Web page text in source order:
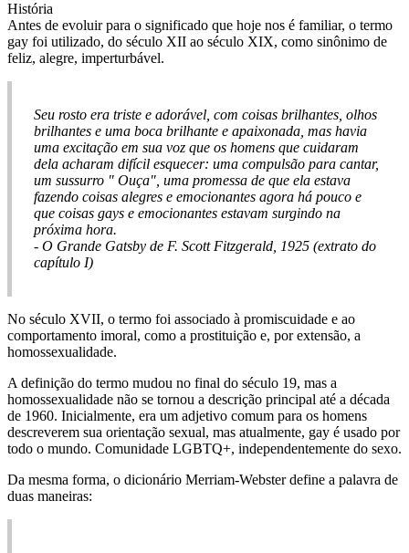
História
Antes de evoluir para o significado que hoje nos é familiar, o termo
gay foi utilizado, do século XII ao século XIX, como sinônimo de
feliz, alegre, imperturbável.
Seu rosto era triste e adorável, com coisas brilhantes, olhos
brilhantes e uma boca brilhante e apaixonada, mas havia
uma excitação em sua voz que os homens que cuidaram
dela acharam difícil esquecer: uma compulsão para cantar,
um sussurro " Ouça", uma promessa de que ela estava
fazendo coisas alegres e emocionantes agora há pouco e
que coisas gays e emocionantes estavam surgindo na
próxima hora.
- O Grande Gatsby de F. Scott Fitzgerald, 1925 (extrato do
capítulo I)
No século XVII, o termo foi associado à promiscuidade e ao
comportamento imoral, como a prostituição e, por extensão, a
homossexualidade.
A definição do termo mudou no final do século 19, mas a
homossexualidade não se tornou a descrição principal até a década
de 1960. Inicialmente, era um adjetivo comum para os homens
descreverem sua orientação sexual, mas atualmente, gay é usado por
todo o mundo. Comunidade LGBTQ+, independentemente do sexo.
Da mesma forma, o dicionário Merriam-Webster define a palavra de
duas maneiras: